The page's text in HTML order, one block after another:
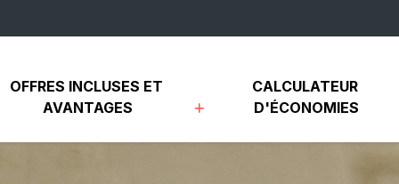
OFFRES INCLUSES ET
AVANTAGES
CALCULATEUR
D'ÉCONOMIES